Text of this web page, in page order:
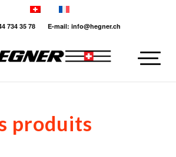
734 35 78 E-mail: info@hegner.ch
produits